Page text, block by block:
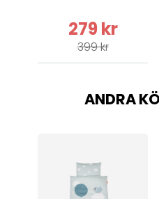
279 kr
399 kr
ANDRA